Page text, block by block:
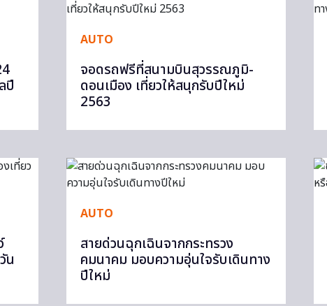
ปี
AUTO
จอดรถฟรีที่สนามบินสุวรรณภูมิ-
ดอนเมือง เที่ยวให้สนุกรับปีใหม่
2563
น
AUTO
สายด่วนฉุกเฉินจากกระทรวง
คมนาคม มอบความอุ่นใจรับเดินทาง
ปีใหม่